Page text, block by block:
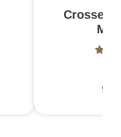
Crosse
Mil-